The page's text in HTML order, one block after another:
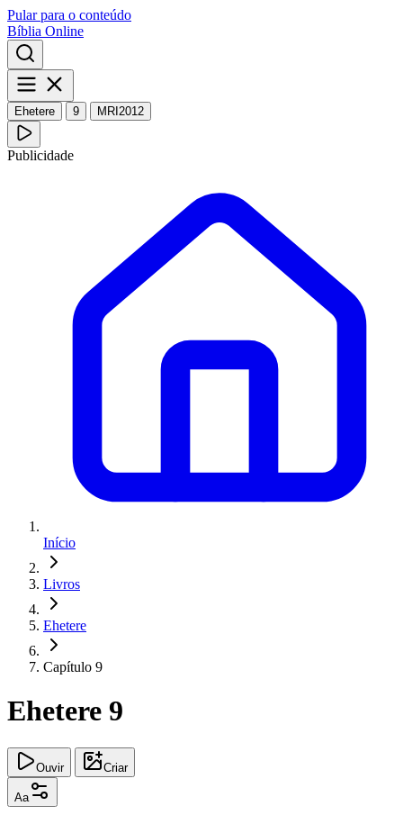
Pular para o conteúdo
Bíblia Online
Ehetere 9 MRI2012
Publicidade
Início
Livros
Ehetere
Capítulo 9
Ehetere 9
Ouvir Criar
Aa